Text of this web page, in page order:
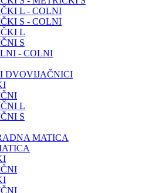
L - COLNI
S - COLNI
L
S
- COLNI
DVOVIJAČNICI
L
S
MATICA